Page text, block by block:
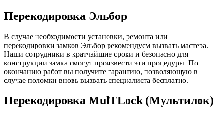
Перекодировка Эльбор
В случае необходимости установки, ремонта или
перекодировки замков Эльбор рекомендуем вызвать мастера.
Наши сотрудники в кратчайшие сроки и безопасно для
конструкции замка смогут произвести эти процедуры. По
окончанию работ вы получите гарантию, позволяющую в
случае поломки вновь вызвать специалиста бесплатно.
Перекодировка MulTLock (Мультилок)